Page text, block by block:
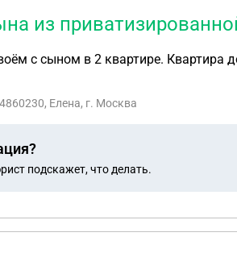
из
с сыном в 2 квартире. Квартира
Елена, г. Москва
подскажет, что делать.